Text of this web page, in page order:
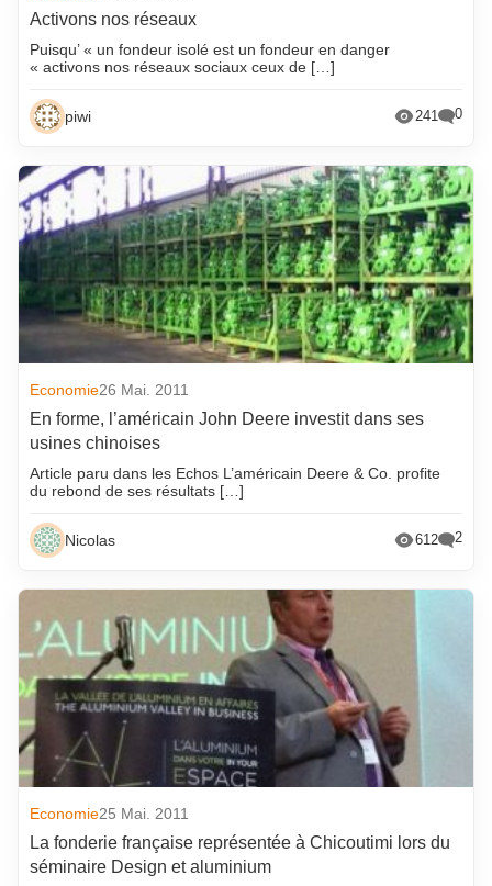
Activons nos réseaux
Puisqu’ « un fondeur isolé est un fondeur en danger
« activons nos réseaux sociaux ceux de […]
piwi 241 0
Economie26 Mai. 2011
En forme, l’américain John Deere investit dans ses
usines chinoises
Article paru dans les Echos L’américain Deere & Co. profite
du rebond de ses résultats […]
Nicolas 612 2
Economie25 Mai. 2011
La fonderie française représentée à Chicoutimi lors du
séminaire Design et aluminium